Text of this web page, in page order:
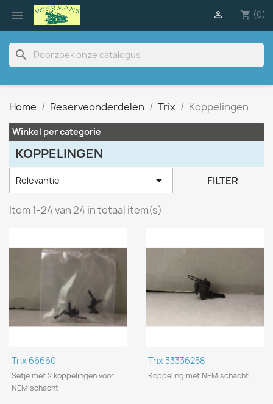
 shopping_cart (0)

search
Home Reserveonderdelen Trix Koppelingen
Winkel per categorie
KOPPELINGEN
Relevantie  FILTER
Item 1-24 van 24 in totaal item(s)
Trix 66660
Setje met 2 koppelingen voor
NEM schacht
Trix 33336258
Koppeling met NEM schacht.